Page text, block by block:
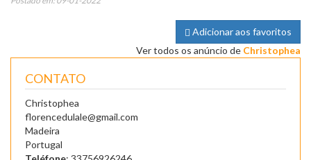
Adicionar aos favoritos
Ver todos os anúncio de Christophea
CONTATO
Christophea
florencedulale@gmail.com
Madeira
Portugal